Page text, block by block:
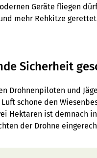
Geräte fliegen
mehr Rehkitze
Sicherheit
Drohnenpiloten und
schone den
Hektaren ist demnach
der Drohne